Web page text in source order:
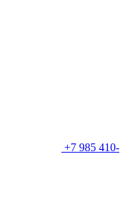
+7 985 410-